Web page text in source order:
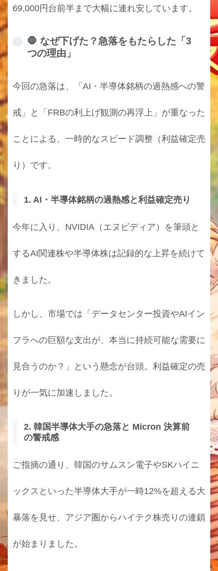
69,000円台前半まで大幅に連れ安しています。
🛑 なぜ下げた？急落をもたらした「3
つの理由」
今回の急落は、「AI・半導体銘柄の過熱感への警
戒」と「FRBの利上げ観測の再浮上」が重なった
ことによる、一時的なスピード調整（利益確定売
り）です。
1. AI・半導体銘柄の過熱感と利益確定売り
今年に入り、NVIDIA（エヌビディア）を筆頭と
するAI関連株や半導体株は記録的な上昇を続けて
きました。
しかし、市場では「データセンター投資やAIイン
フラへの巨額な支出が、本当に持続可能な需要に
見合うのか？」という懸念が台頭。利益確定の売
りが一気に加速しました。
2. 韓国半導体大手の急落と Micron 決算前
の警戒感
ご指摘の通り、韓国のサムスン電子やSKハイニ
ックスといった半導体大手が一時12%を超える大
暴落を見せ、アジア圏からハイテク株売りの連鎖
が始まりました。